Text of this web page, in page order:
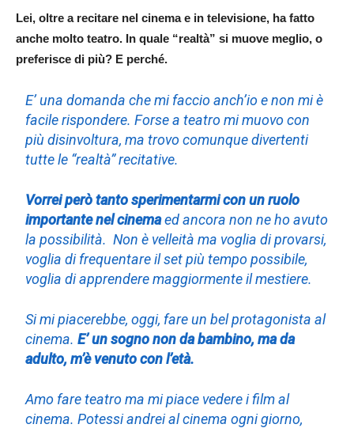
Lei, oltre a recitare nel cinema e in televisione, ha fatto
anche molto teatro. In quale “realtà” si muove meglio, o
preferisce di più? E perché.
E’ una domanda che mi faccio anch’io e non mi è
facile rispondere. Forse a teatro mi muovo con
più disinvoltura, ma trovo comunque divertenti
tutte le “realtà” recitative.
Vorrei però tanto sperimentarmi con un ruolo
importante nel cinemaed ancora non ne ho avuto
la possibilità. Non è velleità ma voglia di provarsi,
voglia di frequentare il set più tempo possibile,
voglia di apprendere maggiormente il mestiere.
Si mi piacerebbe, oggi, fare un bel protagonista al
cinema.E’ un sogno non da bambino, ma da
adulto, m’è venuto con l’età.
Amo fare teatro ma mi piace vedere i film al
cinema. Potessi andrei al cinema ogni giorno,